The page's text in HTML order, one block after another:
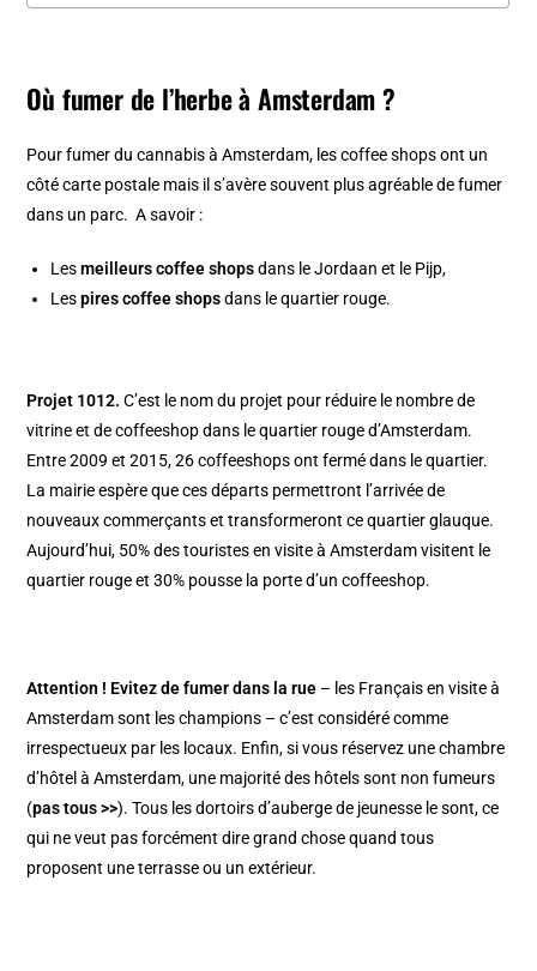
Où fumer de l’herbe à Amsterdam ?
Pour fumer du cannabis à Amsterdam, les coffee shops ont un
côté carte postale mais il s’avère souvent plus agréable de fumer
dans un parc. A savoir :
Lesmeilleurs coffee shopsdans leJordaan et le Pijp,
Lespires coffee shopsdans lequartier rouge.
Projet 1012. C’est le nom du projet pour réduire le nombre de
vitrine et de coffeeshop dans lequartier rouge d’Amsterdam.
Entre 2009 et 2015, 26 coffeeshops ont fermé dans le quartier.
La mairie espère que ces départs permettront l’arrivée de
nouveaux commerçants et transformeront ce quartier glauque.
Aujourd’hui, 50% des touristes en visite à Amsterdam visitent le
quartier rouge et 30% pousse la porte d’un coffeeshop.
Attention ! Evitez de fumer dans la rue – les Français en visite à
Amsterdam sont les champions – c’est considéré comme
irrespectueux par les locaux. Enfin, si vous réservez une chambre
d’hôtel à Amsterdam, une majorité des hôtels sont non fumeurs
(pas tous >>). Tous les dortoirs d’auberge de jeunesse le sont, ce
qui ne veut pas forcément dire grand chose quand tous
proposent une terrasse ou un extérieur.